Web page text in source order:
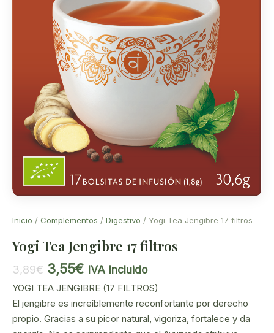
Inicio / Complementos / Digestivo / Yogi Tea Jengibre 17 filtros
Yogi Tea Jengibre 17 filtros
3,89€ El
precio
original
era:
3,89€.
3,55€El
precio
actual
es:
3,55€.
IVA Incluido
YOGI TEA JENGIBRE (17 FILTROS)
El jengibre es increíblemente reconfortante por derecho
propio. Gracias a su picor natural, vigoriza, fortalece y da